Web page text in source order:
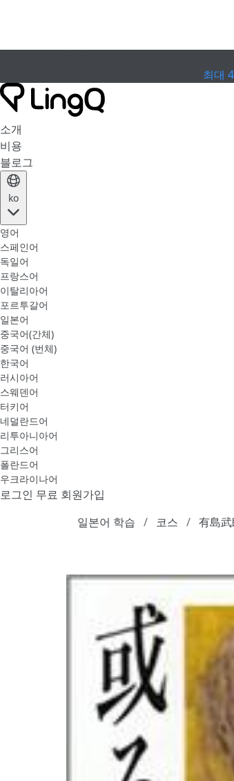
최대
소개
비용
블로그
ko
영어
스페인어
독일어
프랑스어
이탈리아어
포르투갈어
일본어
중국어(간체)
중국어 (번체)
한국어
러시아어
스웨덴어
터키어
네덜란드어
리투아니아어
그리스어
폴란드어
우크라이나어
로그인 무료 회원가입
일본어 학습
코스 有島武